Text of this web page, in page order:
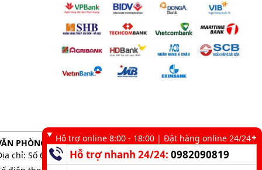
PHÒNG GIAO DỊCH TẠI TP. HCM
chỉ: Số 6 kênh 19/5, Phường Tân Sơn Nhì, TP. HCM
Hỗ trợ online 8:00 - 18:00 | Đặt hàng online 24/24
Hỗ trợ nhanh 24/24:0982090819